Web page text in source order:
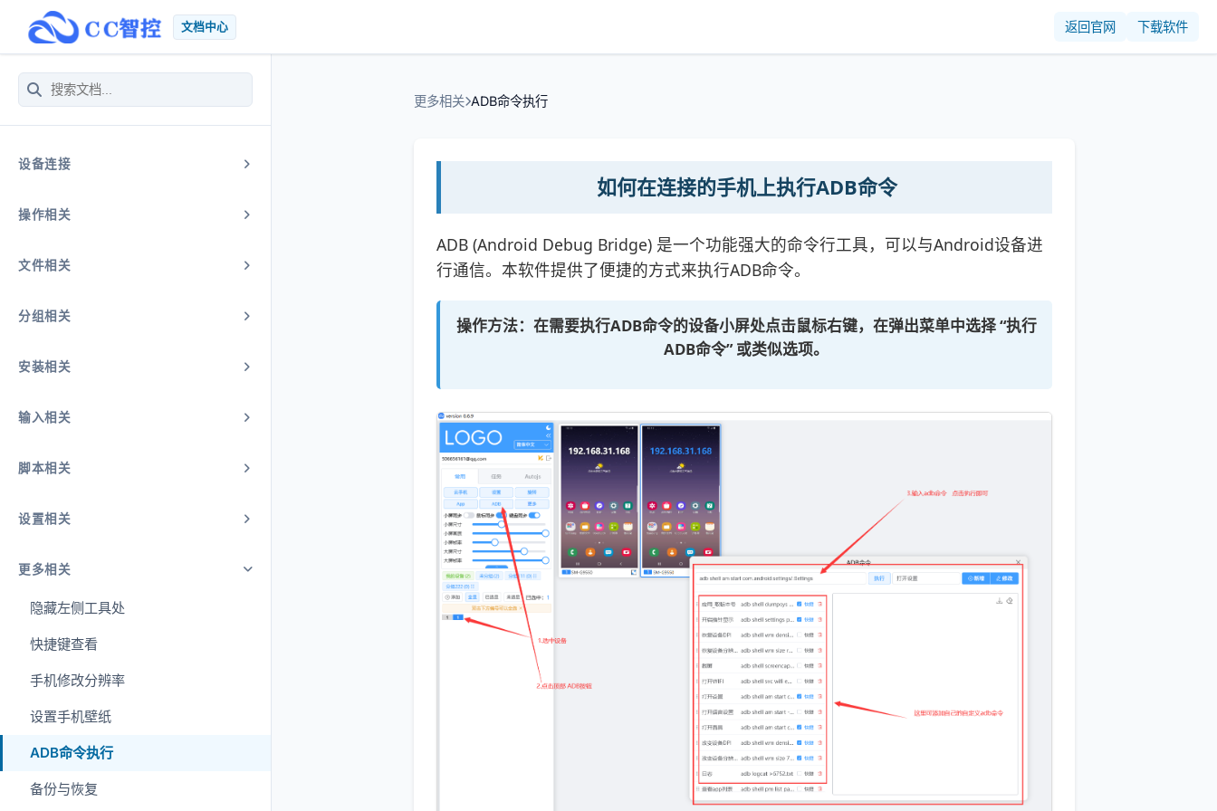
文档中心 返回官网 下载软件
设备连接
操作相关
文件相关
分组相关
安装相关
输入相关
脚本相关
设置相关
更多相关
隐藏左侧工具处
快捷键查看
手机修改分辨率
设置手机壁纸
ADB命令执行
备份与恢复
更多相关 ADB命令执行
如何在连接的手机上执行ADB命令
ADB (Android Debug Bridge) 是一个功能强大的命令行工具，可以与Android设备进
行通信。本软件提供了便捷的方式来执行ADB命令。
操作方法：在需要执行ADB命令的设备小屏处点击鼠标右键，在弹出菜单中选择“执行
ADB命令”或类似选项。